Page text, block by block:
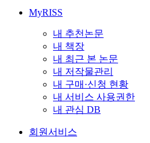
MyRISS
내 추천논문
내 책장
내 최근 본 논문
내 저작물관리
내 구매·신청 현황
내 서비스 사용권한
내 관심 DB
회원서비스